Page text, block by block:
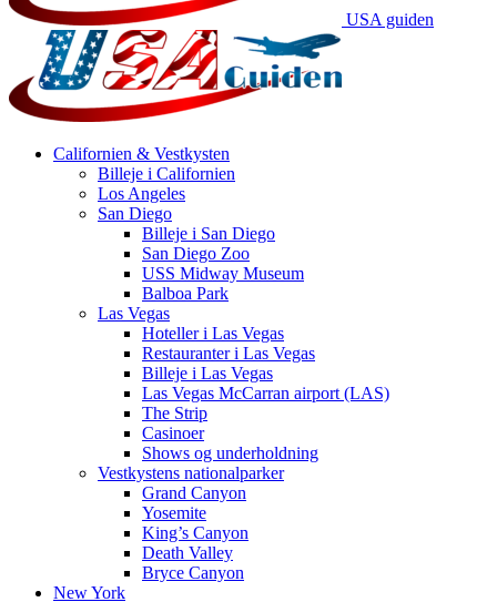
USA guiden
Californien & Vestkysten
Billeje i Californien
Los Angeles
San Diego
Billeje i San Diego
San Diego Zoo
USS Midway Museum
Balboa Park
Las Vegas
Hoteller i Las Vegas
Restauranter i Las Vegas
Billeje i Las Vegas
Las Vegas McCarran airport (LAS)
The Strip
Casinoer
Shows og underholdning
Vestkystens nationalparker
Grand Canyon
Yosemite
King’s Canyon
Death Valley
Bryce Canyon
New York